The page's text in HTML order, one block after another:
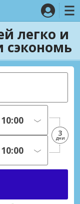
легко и
сэкономь
3
дни